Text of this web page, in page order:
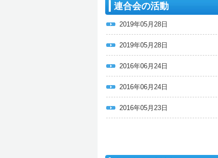
連合会の活動
2019年05月28日
2019年05月28日
2016年06月24日
2016年06月24日
2016年05月23日